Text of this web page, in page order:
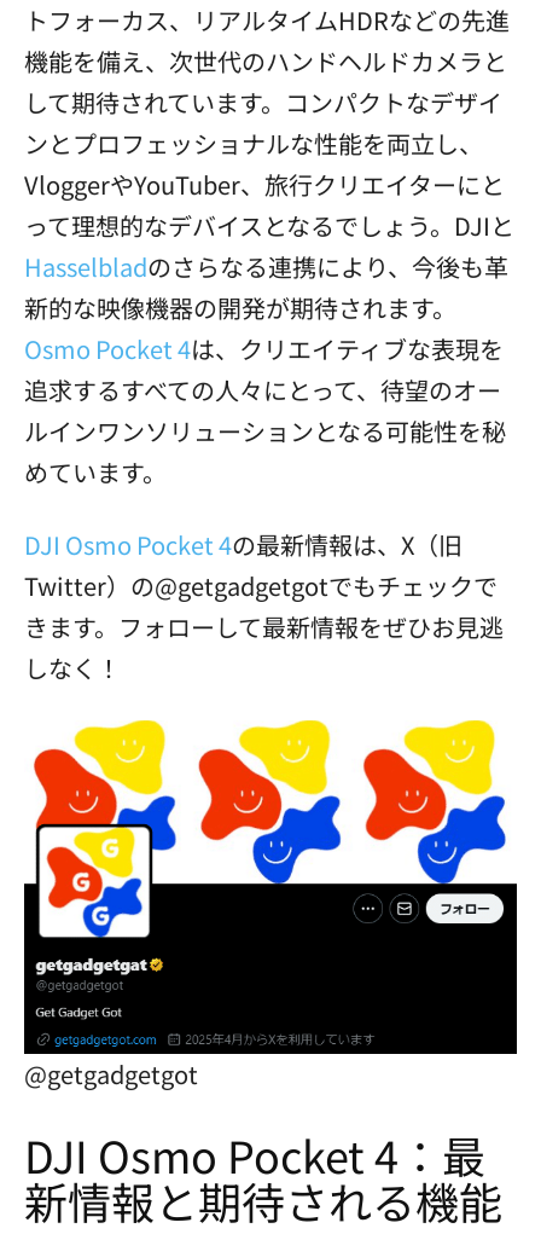
トフォーカス、リアルタイムHDRなどの先進
機能を備え、次世代のハンドヘルドカメラと
して期待されています。コンパクトなデザイ
ンとプロフェッショナルな性能を両立し、
VloggerやYouTuber、旅行クリエイターにと
って理想的なデバイスとなるでしょう。DJIと
Hasselbladのさらなる連携により、今後も革
新的な映像機器の開発が期待されます。
Osmo Pocket 4は、クリエイティブな表現を
追求するすべての人々にとって、待望のオー
ルインワンソリューションとなる可能性を秘
めています。
DJI Osmo Pocket 4の最新情報は、X（旧
Twitter）の@getgadgetgotでもチェックで
きます。フォローして最新情報をぜひお見逃
しなく！
@getgadgetgot
DJI Osmo Pocket 4：最
新情報と期待される機能